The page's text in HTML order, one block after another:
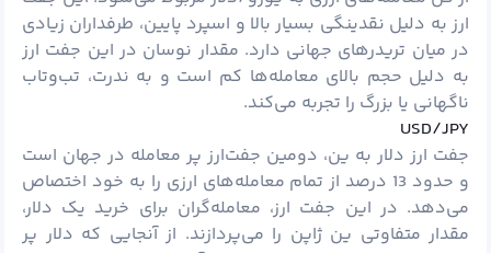
ارزبه دلیل نقدینگی بسیار بالا و اسپرد پایین، طرفداران زیادی
در میان تریدرهای جهانی دارد. مقدار نوسان در این جفت ارز
به دلیل حجم بالای معامله‌ها کم است و به ندرت، تب‌و‌تاب
ناگهانی یا بزرگ را تجربه می‌کند.
USD/JPY
جفت ارز دلار به ین، دومین جفت‌ارز پر معامله در جهان است
و حدود 13 درصد از تمام معامله‌های ارزی را به خود اختصاص
می‌دهد. در این جفت ارز، معامله‌گران برای خرید یک دلار،
مقدار متفاوتی ین ژاپن را می‌پردازند. از آنجایی که دلار پر